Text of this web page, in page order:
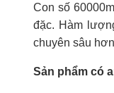
Con số
đặc. Hàm
chuyên sâu
Sản phẩm có